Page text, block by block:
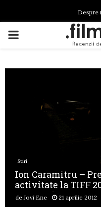
Despre
PRIMARY
Stiri
Ion Caramitru –
activitate la TIFF
de Jovi Ene 21 aprilie 2012